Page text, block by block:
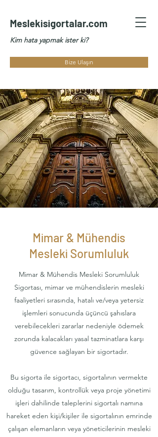
Meslekisigortalar.com
Kim hata yapmak ister ki?
Bize Ulaşın
Mimar & Mühendis
Mesleki Sorumluluk
Mimar & Mühendis Mesleki Sorumluluk
Sigortası, mimar ve mühendislerin mesleki
faaliyetleri sırasında, hatalı ve/veya yetersiz
işlemleri sonucunda üçüncü şahıslara
verebilecekleri zararlar nedeniyle ödemek
zorunda kalacakları yasal tazminatlara karşı
güvence sağlayan bir sigortadır.
Bu sigorta ile sigortacı, sigortalının vermekte
olduğu tasarım, kontrollük veya proje yönetimi
işleri dahilinde taleplerini sigortalı namına
hareket eden kişi/kişiler ile sigortalının emrinde
çalışan elemanların veya yöneticilerinin mesleki